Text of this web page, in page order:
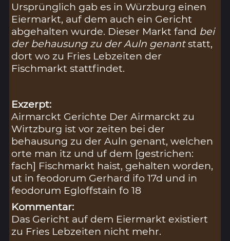
Ursprünglich gab es in Würzburg einen
Eiermarkt, auf dem auch ein Gericht
abgehalten wurde. Dieser Markt fand bei
der behausung zu der Auln genantstatt,
dort wo zu Fries Lebzeiten der
Fischmarkt stattfindet.
Exzerpt:
Airmarckt Gerichte Der Airmarckt zu
Wirtzburg ist vor zeiten bei der
behausung zu der Auln genant, welchen
orte man itz und uf dem [gestrichen:
fach] Fischmarkt haist, gehalten worden,
ut in feodorum Gerhard ifo 17d und in
feodorum Egloffstain fo 18
Kommentar:
Das Gericht auf dem Eiermarkt existiert
zu Fries Lebzeiten nicht mehr.